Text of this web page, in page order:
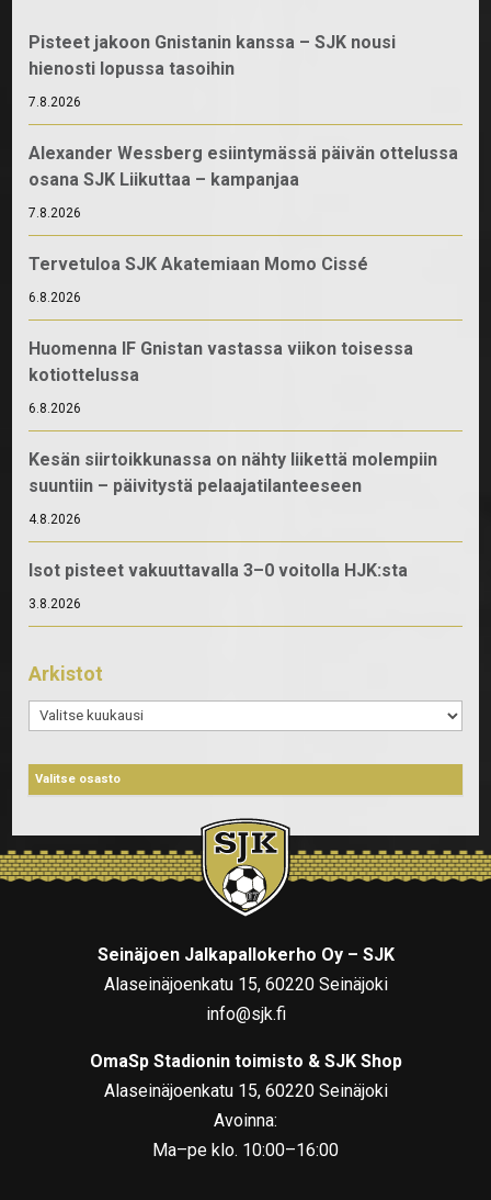
Pisteet jakoon Gnistanin kanssa – SJK nousi
hienosti lopussa tasoihin
7.8.2026
Alexander Wessberg esiintymässä päivän ottelussa
osana SJK Liikuttaa – kampanjaa
7.8.2026
Tervetuloa SJK Akatemiaan Momo Cissé
6.8.2026
Huomenna IF Gnistan vastassa viikon toisessa
kotiottelussa
6.8.2026
Kesän siirtoikkunassa on nähty liikettä molempiin
suuntiin – päivitystä pelaajatilanteeseen
4.8.2026
Isot pisteet vakuuttavalla 3–0 voitolla HJK:sta
3.8.2026
Arkistot
Arkistot
Seinäjoen Jalkapallokerho Oy – SJK
Alaseinäjoenkatu 15, 60220 Seinäjoki
info@sjk.fi
OmaSp Stadionin toimisto & SJK Shop
Alaseinäjoenkatu 15, 60220 Seinäjoki
Avoinna:
Ma–pe klo. 10:00–16:00